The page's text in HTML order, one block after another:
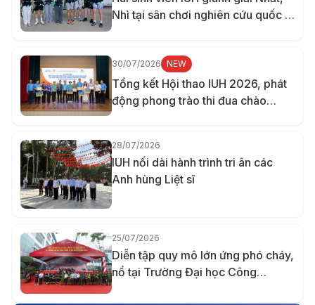
Nhì tại sân chơi nghiên cứu quốc tế
ở Đài Loan
30/07/2026 NEW
Tổng kết Hội thao IUH 2026, phát
động phong trào thi đua chào
mừng 70 năm thành lập trường
28/07/2026
IUH nối dài hành trình tri ân các
Anh hùng Liệt sĩ
25/07/2026
Diễn tập quy mô lớn ứng phó cháy,
nổ tại Trường Đại học Công
nghiệp TP.HCM